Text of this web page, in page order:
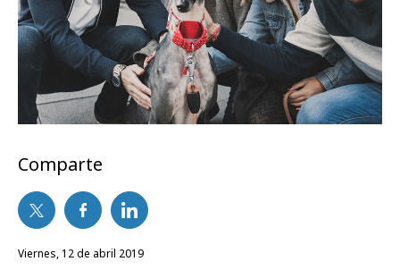
Comparte
viernes, 12 de abril 2019